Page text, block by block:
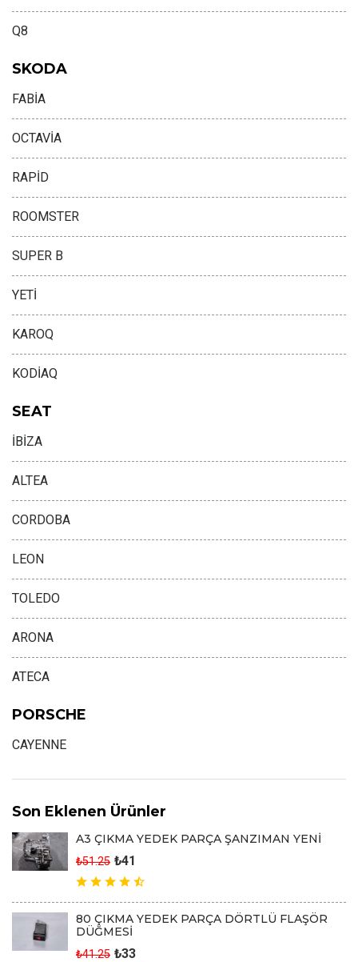
Q8
SKODA
FABİA
OCTAVİA
RAPİD
ROOMSTER
SUPER B
YETİ
KAROQ
KODİAQ
SEAT
İBİZA
ALTEA
CORDOBA
LEON
TOLEDO
ARONA
ATECA
PORSCHE
CAYENNE
Son Eklenen Ürünler
A3 ÇIKMA YEDEK PARÇA ŞANZIMAN YENİ
₺51.25 ₺41
80 ÇIKMA YEDEK PARÇA DÖRTLÜ FLAŞÖR
DÜĞMESİ
₺41.25 ₺33